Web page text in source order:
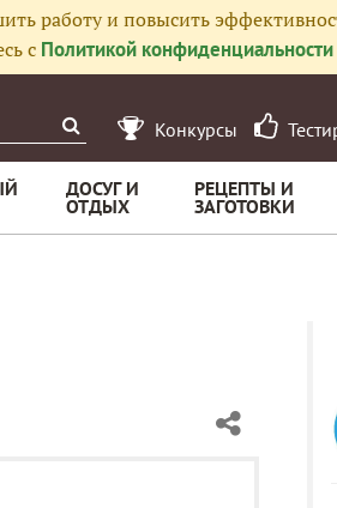
работу и повысить
с Политикой конфиденциальности
Конкурсы
ДОСУГ И
ОТДЫХ
РЕЦЕПТЫ И
ЗАГОТОВКИ